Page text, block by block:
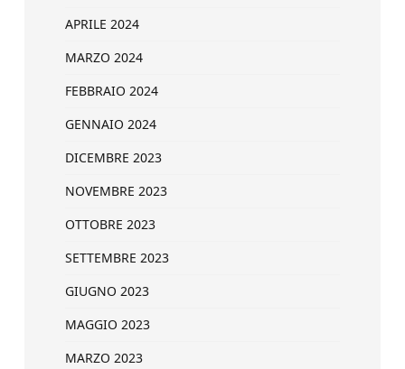
APRILE 2024
MARZO 2024
FEBBRAIO 2024
GENNAIO 2024
DICEMBRE 2023
NOVEMBRE 2023
OTTOBRE 2023
SETTEMBRE 2023
GIUGNO 2023
MAGGIO 2023
MARZO 2023